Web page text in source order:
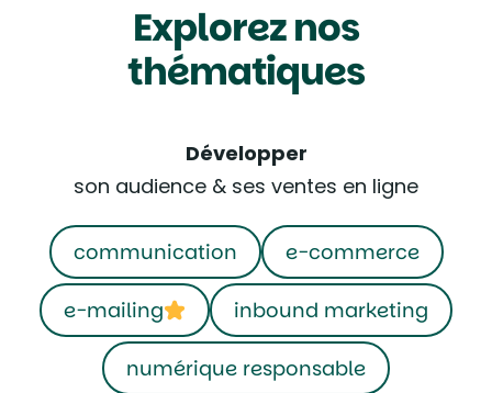
Explorez nos
thématiques
Développer
son audience & ses ventes en ligne
communication e-commerce
e-mailing inbound marketing
numérique responsable